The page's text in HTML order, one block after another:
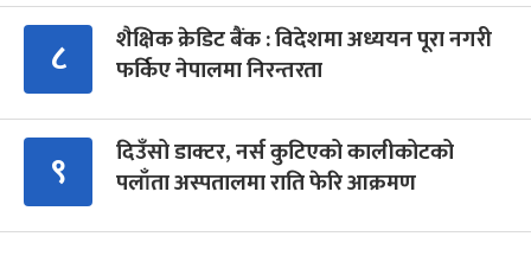
८
शैक्षिक क्रेडिट बैंक : विदेशमा अध्ययन पूरा नगरी
फर्किए नेपालमा निरन्तरता
९
दिउँसो डाक्टर, नर्स कुटिएको कालीकोटको
पलाँता अस्पतालमा राति फेरि आक्रमण